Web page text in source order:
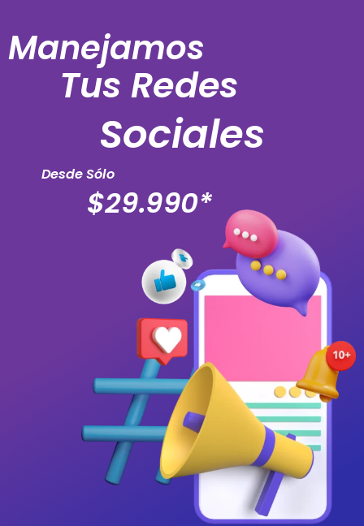
Manejamos
Tus Redes
Sociales
Desde Sólo
$29.990*